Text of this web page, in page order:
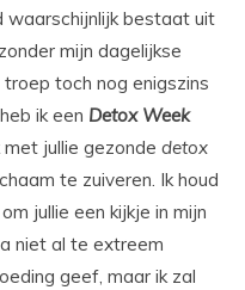
waarschijnlijk bestaat uit
mijn dagelijkse
toch nog enigszins
ik een Detox Week
jullie gezonde detox
te zuiveren. Ik houd
jullie een kijkje in mijn
niet al te extreem
geef, maar ik zal